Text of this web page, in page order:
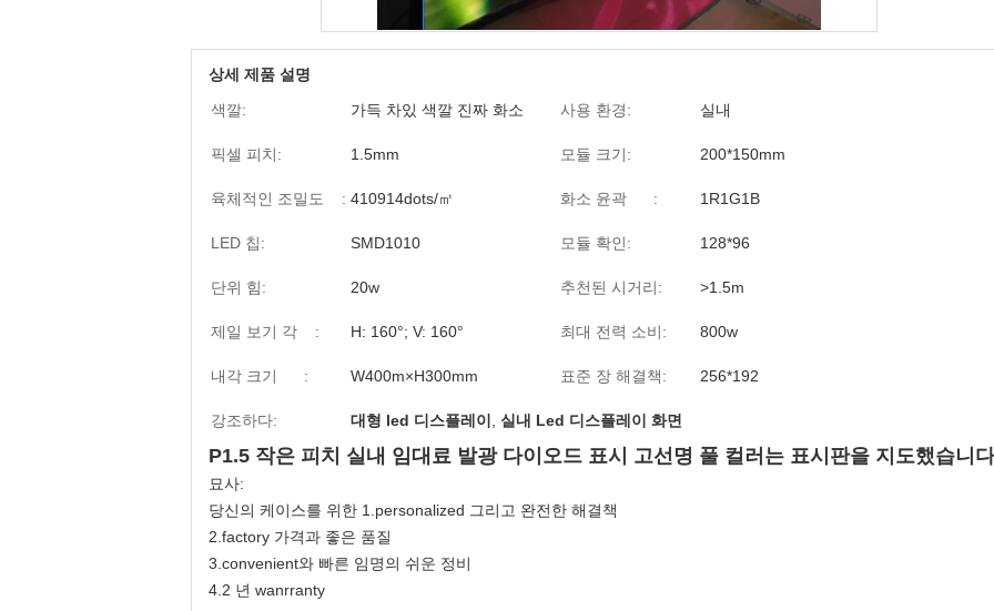
상세 제품 설명
색깔:
가득 차있 색깔 진짜 화소 사용 환경: 실내
픽셀 피치: 1.5mm 모듈 크기: 200*150mm
육체적인 조밀도 : 410914dots/㎡ 화소 윤곽 : 1R1G1B
LED 칩: SMD1010 모듈 확인: 128*96
단위 힘: 20w 추천된 시거리: >1.5m
제일 보기 각 : H: 160°; V: 160° 최대 전력 소비: 800w
내각 크기 : W400m×H300mm 표준 장 해결책: 256*192
강조하다: 대형 led 디스플레이 실내 Led 디스플레이 화면
P1.5 작은 피치 실내 임대료 발광 다이오드 표시 고선명 풀 컬러는 표시판을 지도했습니다
묘사:
당신의 케이스를 위한 1.personalized 그리고 완전한 해결책
2.factory 가격과 좋은 품질
3.convenient와 빠른 임명의 쉬운 정비
4.2 년 wanrranty